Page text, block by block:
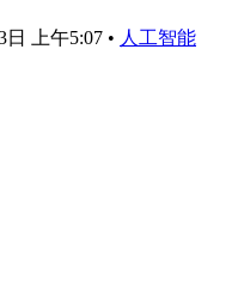
日 上午5:07 • 人工智能